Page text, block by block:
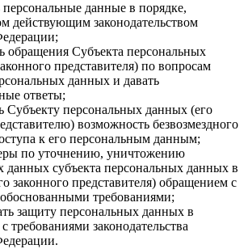
персональные данные в порядке,
действующим законодательством
обращения Субъекта персональных
представителя) по вопросам
данных и давать
ответы;
Субъекту персональных данных (его
возможность безвозмездного
к его персональным данным;
по уточнению, уничтожению
данных субъекта персональных данных в
законного представителя) обращением с
требованиями;
защиту персональных данных в
требованиями законодательства